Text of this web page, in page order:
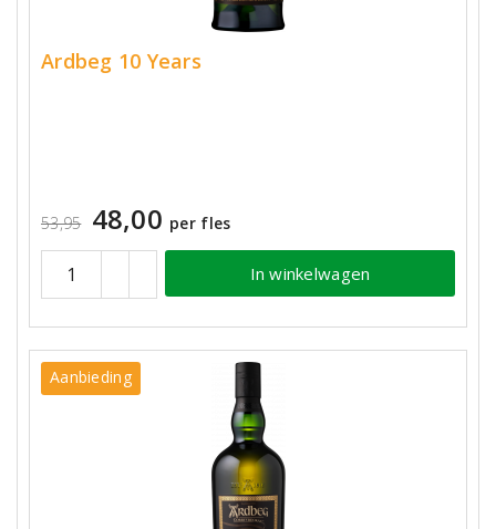
Ardbeg 10 Years
53,95 48,00 per fles
In winkelwagen
Aanbieding